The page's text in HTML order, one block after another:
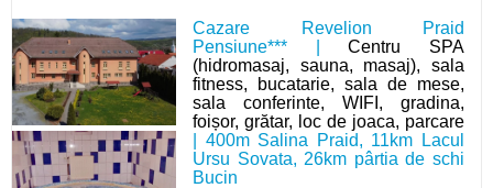
Cazare Revelion Praid
Pensiune*** |Centru SPA
(hidromasaj, sauna, masaj), sala
fitness, bucatarie, sala de mese,
sala conferinte, WIFI, gradina,
foișor, grătar, loc de joaca, parcare
| 400m Salina Praid, 11km Lacul
Ursu Sovata, 26km pârtia de schi
Bucin